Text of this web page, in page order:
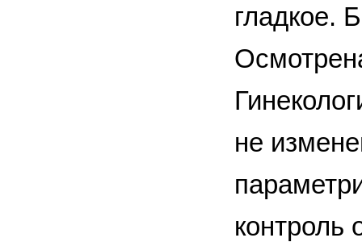
гладкое.
не
контроль